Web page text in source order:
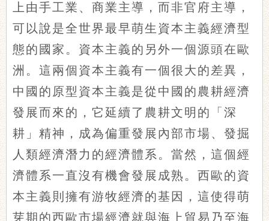
上由手工業、商業主導，而非官府主導，
可以說是全世界最早萌生資本主義經濟型
態的國家。資本主義的另外一個源頭在歐
洲。這兩個資本主義有一個很大的差異，
中國的原型資本主義是從中國的農耕經濟
發展而來的，它延續了農耕文明的「深
耕」精神，成為偏重發展內部市場、發掘
人類經濟潛力的經濟體系。當然，這個經
濟體系一直沒有機會發展成熟。西歐的資
本主義則擁有游牧經濟的基因，這使得萌
芽期的西歐市場經濟就與海上貿易乃至海